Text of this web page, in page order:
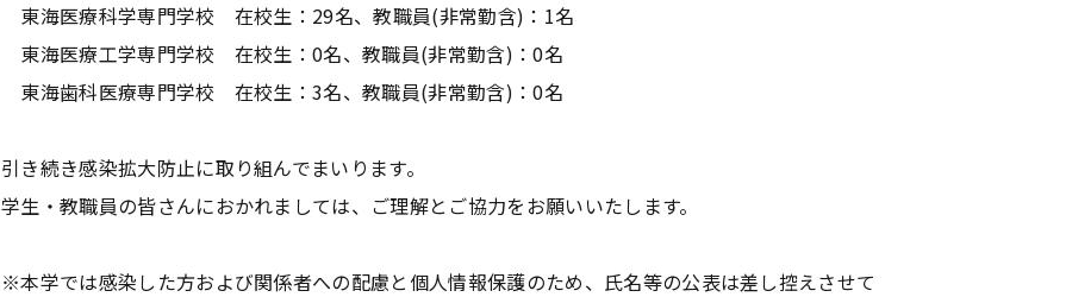
東海医療科学専門学校 在校生：29名、教職員(非常勤含)：1名
東海医療工学専門学校 在校生：0名、教職員(非常勤含)：0名
東海歯科医療専門学校 在校生：3名、教職員(非常勤含)：0名
引き続き感染拡大防止に取り組んでまいります。
学生・教職員の皆さんにおかれましては、ご理解とご協力をお願いいたします。
※本学では感染した方および関係者への配慮と個人情報保護のため、氏名等の公表は差し控えさせて